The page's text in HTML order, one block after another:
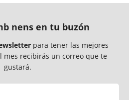
nens en tu buzón
para tener las mejores
mes recibirás un correo que te
gustará.